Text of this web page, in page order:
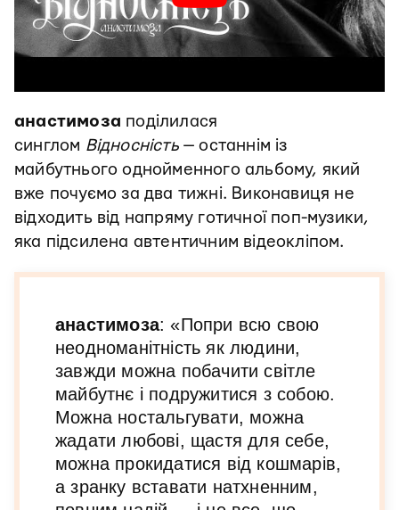
анастимоза поділилася
синглом Відносність— останнім із
майбутнього однойменного альбому, який
вже почуємо за два тижні. Виконавиця не
відходить від напряму готичної поп-музики,
яка підсилена автентичним відеокліпом.
анастимоза: «Попри всю свою
неодноманітність як людини,
завжди можна побачити світле
майбутнє і подружитися з собою.
Можна ностальгувати, можна
жадати любові, щастя для себе,
можна прокидатися від кошмарів,
а зранку вставати натхненним,